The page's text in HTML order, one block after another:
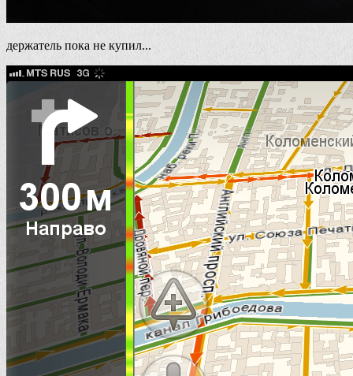
держатель пока не купил...